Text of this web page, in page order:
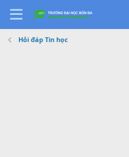
Hỏi đáp Tin học